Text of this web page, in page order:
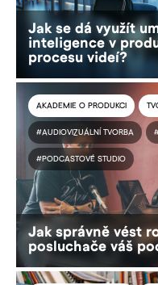
Jak se dá využít
inteligence v
procesu videí?
AKADEMIE O PRODUKCI
#AUDIOVIZUÁLNÍ TVORBA
#PODCASTOVÉ STUDIO
Jak správně vést
posluchače váš